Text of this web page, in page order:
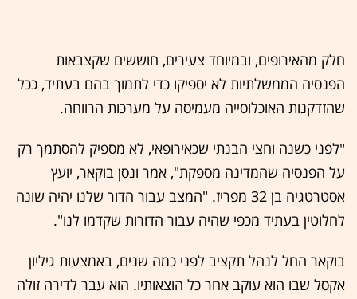
חלק מהאירופים, ובמיוחד צעירים, חוששים שקצבאות
הפנסיה הממשלתיות לא יספיקו כדי לתמוך בהם בעתיד, ככל
שהזדקנות האוכלוסייה מעמיסה על מערכות הרווחה.
"לפני כשנה וחצי הבנתי שכאירופאי, לא מספיק להסתמך רק
על הפנסיה שהמדינה מספקת", אמר ונסן בוקאר, יועץ
אסטרטגיה בן 32 מפריז. "המצב עבור הדור שלנו יהיה שונה
לחלוטין בעתיד מכפי שהיה עבור הדורות שקדמו לנו".
בוקאר החל לנהל תקציב לפני כמה שנים, באמצעות גיליון
אקסל שבו הוא עוקב אחר כל הוצאותיו. הוא עבר לדירה זולה